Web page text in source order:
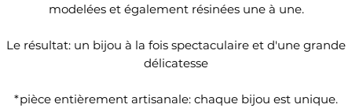
modelées et également résinées une à une.
Le résultat: un bijou à la fois spectaculaire et d'une grande
délicatesse
*pièce entièrement artisanale: chaque bijou est unique.